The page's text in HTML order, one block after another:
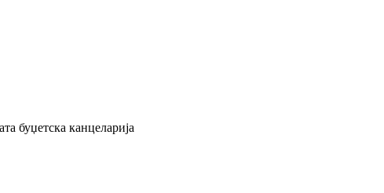
буџетска канцеларија